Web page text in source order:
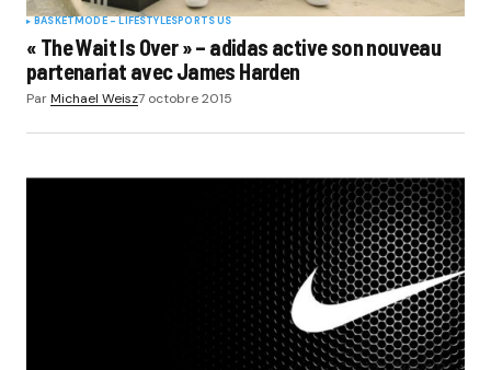
BASKET MODE - LIFESTYLESPORTS US
« The Wait Is Over » – adidas active son nouveau
partenariat avec James Harden
ParMichael Weisz7 octobre 2015